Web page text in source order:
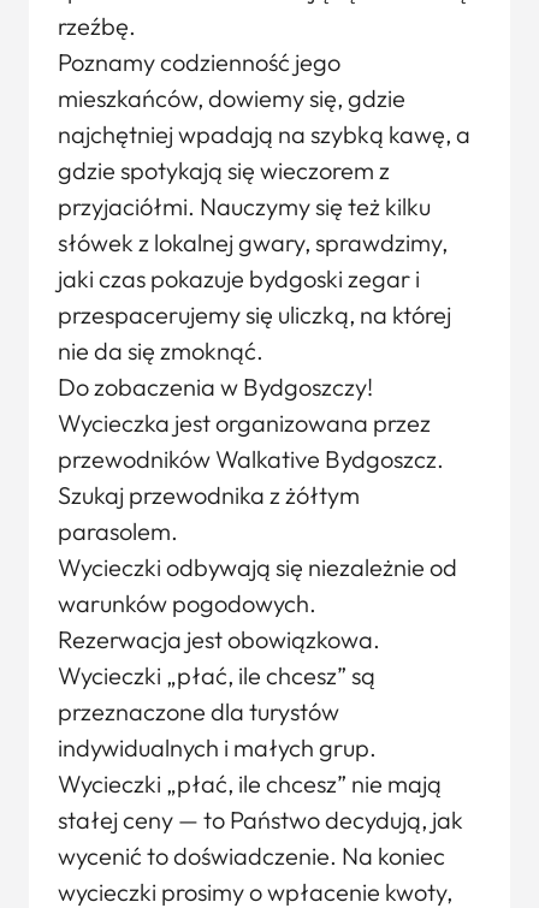
rzeźbę.
Poznamy codzienność jego
mieszkańców, dowiemy się, gdzie
najchętniej wpadają na szybką kawę, a
gdzie spotykają się wieczorem z
przyjaciółmi. Nauczymy się też kilku
słówek z lokalnej gwary, sprawdzimy,
jaki czas pokazuje bydgoski zegar i
przespacerujemy się uliczką, na której
nie da się zmoknąć.
Do zobaczenia w Bydgoszczy!
Wycieczka jest organizowana przez
przewodników Walkative Bydgoszcz.
Szukaj przewodnika z żółtym
parasolem.
Wycieczki odbywają się niezależnie od
warunków pogodowych.
Rezerwacja jest obowiązkowa.
Wycieczki „płać, ile chcesz” są
przeznaczone dla turystów
indywidualnych i małych grup.
Wycieczki „płać, ile chcesz” nie mają
stałej ceny — to Państwo decydują, jak
wycenić to doświadczenie. Na koniec
wycieczki prosimy o wpłacenie kwoty,